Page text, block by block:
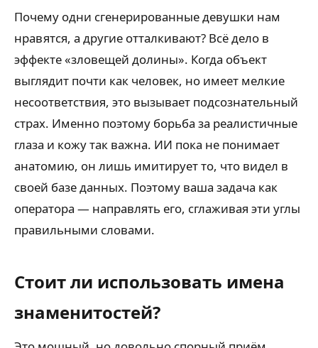
Почему одни сгенерированные девушки нам
нравятся, а другие отталкивают? Всё дело в
эффекте «зловещей долины». Когда объект
выглядит почти как человек, но имеет мелкие
несоответствия, это вызывает подсознательный
страх. Именно поэтому борьба за реалистичные
глаза и кожу так важна. ИИ пока не понимает
анатомию, он лишь имитирует то, что видел в
своей базе данных. Поэтому ваша задача как
оператора — направлять его, сглаживая эти углы
правильными словами.
Стоит ли использовать имена
знаменитостей?